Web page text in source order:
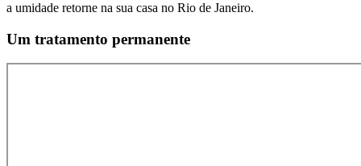
a umidade retorne na sua casa no Rio de Janeiro.
Um tratamento permanente